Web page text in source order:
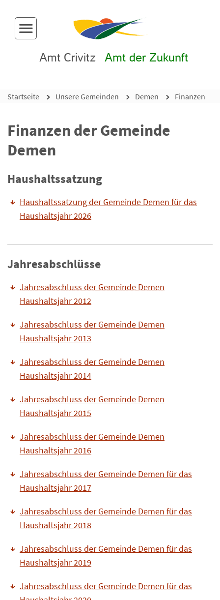
Menü-Button
Amt Crivitz Amt der Zukunft
Startseite Unsere Gemeinden Demen Finanzen
Finanzen der Gemeinde
Demen
Haushaltssatzung
Haushaltssatzung der Gemeinde Demen für das
Haushaltsjahr 2026
Jahresabschlüsse
Jahresabschluss der Gemeinde Demen
Haushaltsjahr 2012
Jahresabschluss der Gemeinde Demen
Haushaltsjahr 2013
Jahresabschluss der Gemeinde Demen
Haushaltsjahr 2014
Jahresabschluss der Gemeinde Demen
Haushaltsjahr 2015
Jahresabschluss der Gemeinde Demen
Haushaltsjahr 2016
Jahresabschluss der Gemeinde Demen für das
Haushaltsjahr 2017
Jahresabschluss der Gemeinde Demen für das
Haushaltsjahr 2018
Jahresabschluss der Gemeinde Demen für das
Haushaltsjahr 2019
Jahresabschluss der Gemeinde Demen für das